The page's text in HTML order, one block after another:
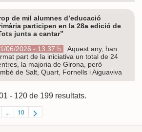
de mil alumnes d’educació
participen en la 28a edició de
junts a cantar”
06/2026 - 13.37 h
Aquest any, han
part de la iniciativa un total de 24
la majoria de Girona, però
de Salt, Quart, Fornells i Aiguaviva
- 120 de 199 resultats.
Utilitzeu TAB per navegar.
...Pàgines intermèdies Utilitzeu TAB per navegar.
Pàgina
10